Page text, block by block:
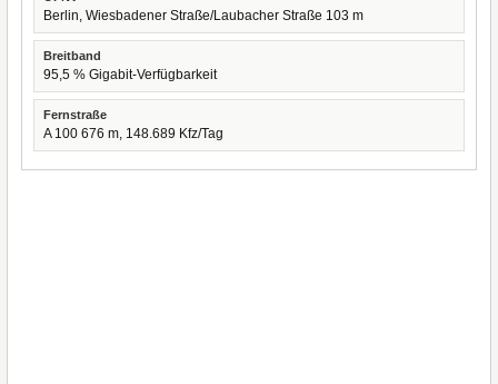
Berlin, Wiesbadener Straße/Laubacher Straße 103 m
Breitband
95,5 % Gigabit-Verfügbarkeit
Fernstraße
A 100 676 m, 148.689 Kfz/Tag